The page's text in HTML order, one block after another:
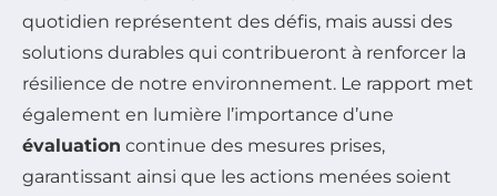
quotidien représentent des défis, mais aussi des
solutions durables qui contribueront à renforcer la
résilience de notre environnement. Le rapport met
également en lumière l’importance d’une
évaluation continue des mesures prises,
garantissant ainsi que les actions menées soient